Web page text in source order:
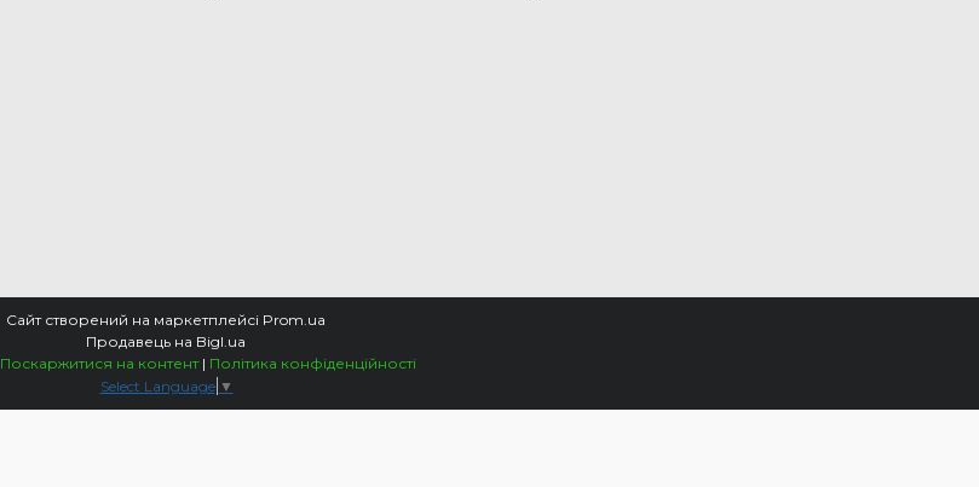
Сайт створений на маркетплейсі Prom.ua
Продавець на Bigl.ua
Поскаржитися на контент | Політика конфіденційності
Select Language ▼